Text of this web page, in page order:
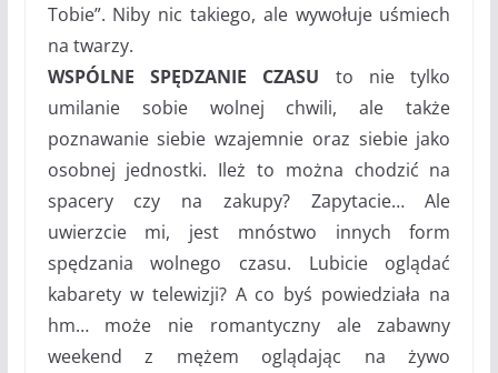
Tobie”. Niby nic takiego, ale wywołuje uśmiech
na twarzy.
WSPÓLNE SPĘDZANIE CZASU to nie tylko
umilanie sobie wolnej chwili, ale także
poznawanie siebie wzajemnie oraz siebie jako
osobnej jednostki. Ileż to można chodzić na
spacery czy na zakupy? Zapytacie… Ale
uwierzcie mi, jest mnóstwo innych form
spędzania wolnego czasu. Lubicie oglądać
kabarety w telewizji? A co byś powiedziała na
hm… może nie romantyczny ale zabawny
weekend z mężem oglądając na żywo